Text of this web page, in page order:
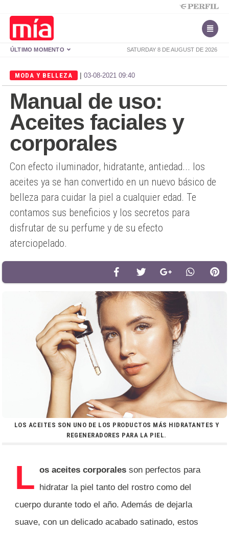
SATURDAY 8 DE AUGUST DE 2026
ÚLTIMO MOMENTO
MODA Y BELLEZA | 03-08-2021 09:40
Manual de uso:
Aceites faciales y
corporales
Con efecto iluminador, hidratante, antiedad... los
aceites ya se han convertido en un nuevo básico de
belleza para cuidar la piel a cualquier edad. Te
contamos sus beneficios y los secretos para
disfrutar de su perfume y de su efecto
aterciopelado.
LOS ACEITES SON UNO DE LOS PRODUCTOS MÁS HIDRATANTES Y
REGENERADORES PARA LA PIEL.
L os aceites corporales son perfectos para
hidratar la piel tanto del rostro como del
cuerpo durante todo el año. Además de dejarla
suave, con un delicado acabado satinado, estos